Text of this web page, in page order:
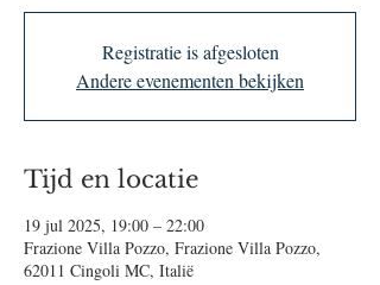
Registratie is afgesloten
Andere evenementen bekijken
Tijd en locatie
19 jul 2025, 19:00 – 22:00
Frazione Villa Pozzo, Frazione Villa Pozzo,
62011 Cingoli MC, Italië